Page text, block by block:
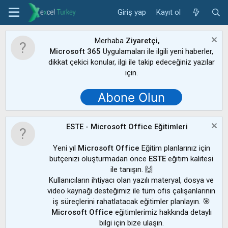
Giriş yap Kayıt ol
Merhaba Ziyaretçi,
Microsoft 365 Uygulamaları ile ilgili yeni haberler,
dikkat çekici konular, ilgi ile takip edeceğiniz yazılar
için.
Abone Olun
ESTE - Microsoft Office Eğitimleri
Yeni yıl Microsoft Office Eğitim planlarınız için
bütçenizi oluşturmadan önce ESTE eğitim kalitesi
ile tanışın. 🙌
Kullanıcıların ihtiyacı olan yazılı materyal, dosya ve
video kaynağı desteğimiz ile tüm ofis çalışanlarının
iş süreçlerini rahatlatacak eğitimler planlayın. 🎯
Microsoft Office eğitimlerimiz hakkında detaylı
bilgi için bize ulaşın.